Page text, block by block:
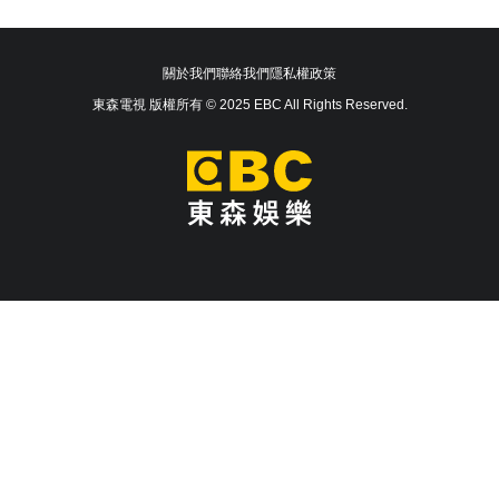
關於我們聯絡我們隱私權政策
東森電視 版權所有 © 2025 EBC All Rights Reserved.